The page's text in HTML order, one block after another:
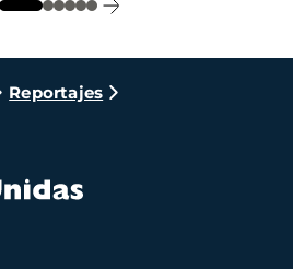
Reportajes